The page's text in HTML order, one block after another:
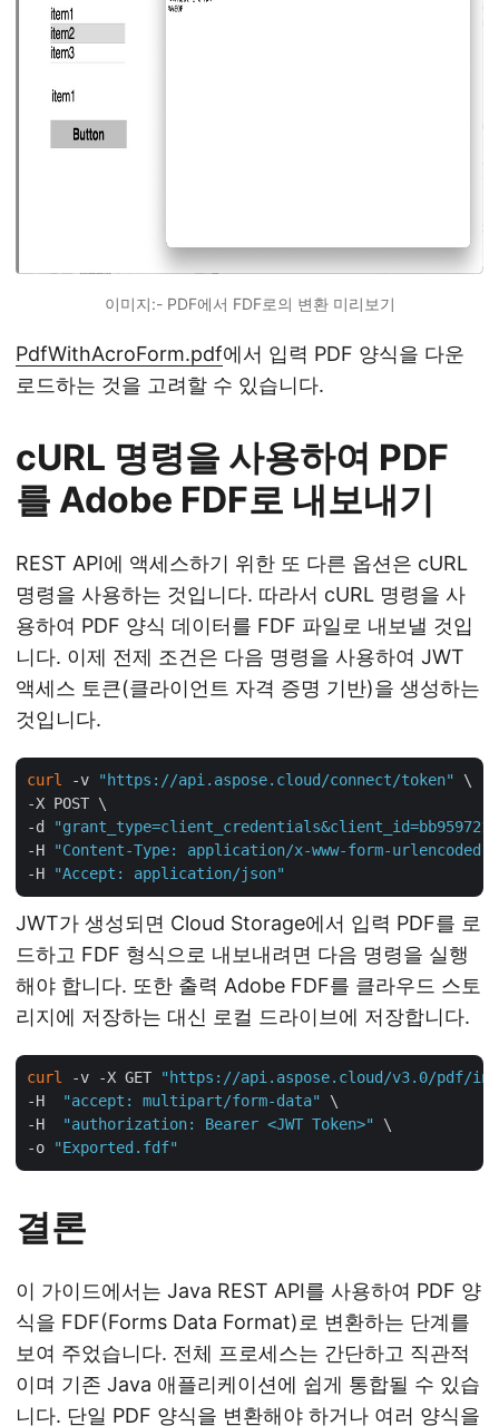
이미지:- PDF에서 FDF로의 변환 미리보기
PdfWithAcroForm.pdf에서 입력 PDF 양식을 다운
로드하는 것을 고려할 수 있습니다.
cURL 명령을 사용하여 PDF
를 Adobe FDF로 내보내기
REST API에 액세스하기 위한 또 다른 옵션은 cURL
명령을 사용하는 것입니다. 따라서 cURL 명령을 사
용하여 PDF 양식 데이터를 FDF 파일로 내보낼 것입
니다. 이제 전제 조건은 다음 명령을 사용하여 JWT
액세스 토큰(클라이언트 자격 증명 기반)을 생성하는
것입니다.
curl -v "https://api.aspose.cloud/connect/token"
\
-X POST \
-d
"grant_type=client_credentials&client_id=bb959721-
-H
"Content-Type: application/x-www-form-urlencoded"
-H
"Accept: application/json"
JWT가 생성되면 Cloud Storage에서 입력 PDF를 로
드하고 FDF 형식으로 내보내려면 다음 명령을 실행
해야 합니다. 또한 출력 Adobe FDF를 클라우드 스토
리지에 저장하는 대신 로컬 드라이브에 저장합니다.
curl -v -X GET
"https://api.aspose.cloud/v3.0/pdf/
-H
"accept: multipart/form-data"
\
-H
"authorization: Bearer <JWT Token>"
\
-o
"Exported.fdf"
결론
이 가이드에서는 Java REST API를 사용하여 PDF 양
식을 FDF(Forms Data Format)로 변환하는 단계를
보여 주었습니다. 전체 프로세스는 간단하고 직관적
이며 기존 Java 애플리케이션에 쉽게 통합될 수 있습
니다. 단일 PDF 양식을 변환해야 하거나 여러 양식을